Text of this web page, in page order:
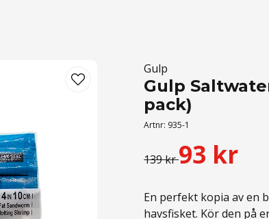
Gulp
Gulp
pack)
Artnr: 935-1
139 kr93 kr
En perfekt kopia av en
havsfisket. Kör den på